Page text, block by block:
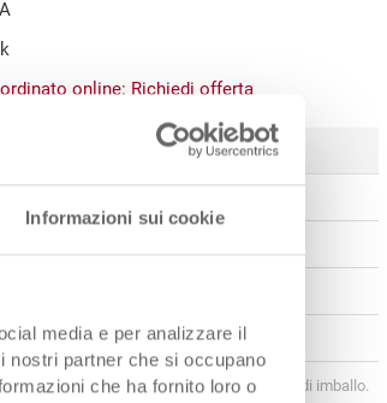
Informazioni sui cookie
media e per analizzare il
nostri partner che si occupano
che ha fornito loro o
online: Richiedi offerta
Prezzo
EUR 6,97
per quantità secondo le unità di imballo.